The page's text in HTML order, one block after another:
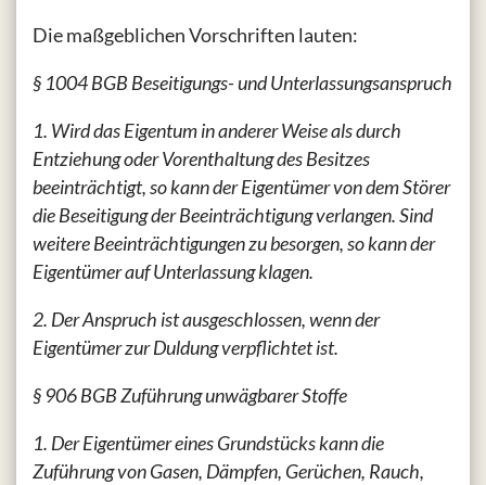
Die maßgeblichen Vorschriften lauten:
§ 1004 BGB Beseitigungs- und Unterlassungsanspruch
1. Wird das Eigentum in anderer Weise als durch
Entziehung oder Vorenthaltung des Besitzes
beeinträchtigt, so kann der Eigentümer von dem Störer
die Beseitigung der Beeinträchtigung verlangen. Sind
weitere Beeinträchtigungen zu besorgen, so kann der
Eigentümer auf Unterlassung klagen.
2. Der Anspruch ist ausgeschlossen, wenn der
Eigentümer zur Duldung verpflichtet ist.
§ 906 BGB Zuführung unwägbarer Stoffe
1. Der Eigentümer eines Grundstücks kann die
Zuführung von Gasen, Dämpfen, Gerüchen, Rauch,